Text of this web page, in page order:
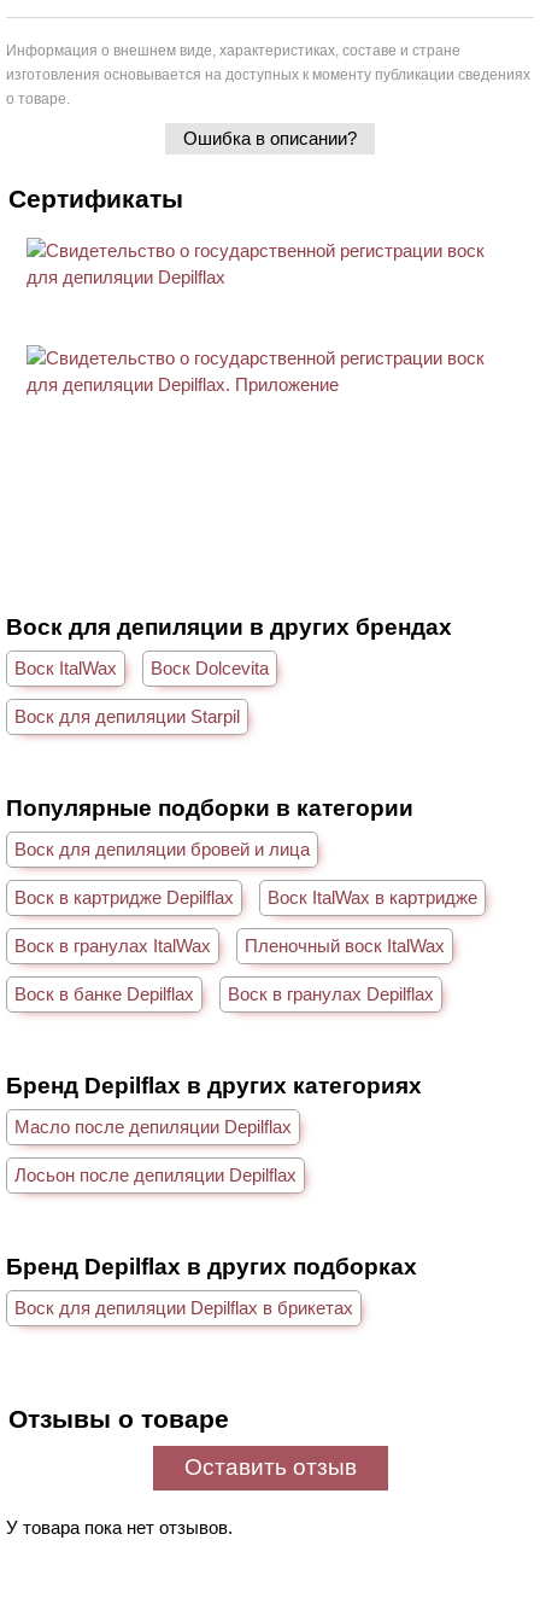
Информация о внешнем виде, характеристиках, составе и стране
изготовления основывается на доступных к моменту публикации сведениях
о товаре.
Ошибка в описании?
Сертификаты
Воск для депиляции в других брендах
Воск ItalWax Воск Dolcevita
Воск для депиляции Starpil
Популярные подборки в категории
Воск для депиляции бровей и лица
Воск в картридже Depilflax Воск ItalWax в картридже
Воск в гранулах ItalWax Пленочный воск ItalWax
Воск в банке Depilflax Воск в гранулах Depilflax
Бренд Depilflax в других категориях
Масло после депиляции Depilflax
Лосьон после депиляции Depilflax
Бренд Depilflax в других подборках
Воск для депиляции Depilflax в брикетах
Отзывы о товаре
Оставить отзыв
У товара пока нет отзывов.